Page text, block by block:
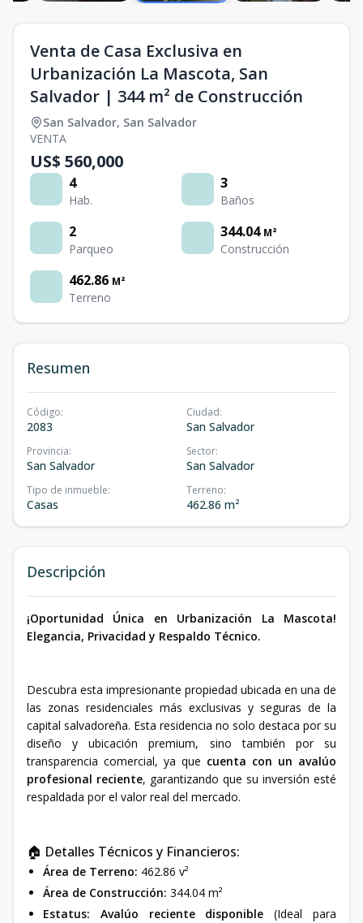
Venta de Casa Exclusiva en
Urbanización La Mascota, San
Salvador | 344 m² de Construcción
San Salvador, San Salvador
VENTA
US$ 560,000
4
Hab.
3
Baños
2
Parqueo
344.04 M²
Construcción
462.86 M²
Terreno
Resumen
Código:
2083
Ciudad:
San Salvador
Provincia:
San Salvador
Sector:
San Salvador
Tipo de inmueble:
Casas
Terreno:
462.86 m²
Descripción
¡Oportunidad Única en Urbanización La Mascota!
Elegancia, Privacidad y Respaldo Técnico.
Descubra esta impresionante propiedad ubicada en una de
las zonas residenciales más exclusivas y seguras de la
capital salvadoreña. Esta residencia no solo destaca por su
diseño y ubicación premium, sino también por su
transparencia comercial, ya que cuenta con un avalúo
profesional reciente, garantizando que su inversión esté
respaldada por el valor real del mercado.
🏠 Detalles Técnicos y Financieros:
Área de Terreno: 462.86 v²
Área de Construcción: 344.04 m²
Estatus:
Avalúo reciente disponible (Ideal para